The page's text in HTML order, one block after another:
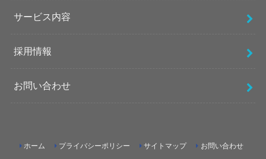
サービス内容
採用情報
お問い合わせ
ホーム プライバシーポリシー サイトマップ お問い合わせ